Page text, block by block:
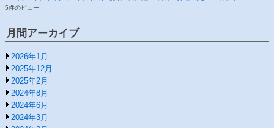
5件のビュー
月間アーカイブ
2026年1月
2025年12月
2025年2月
2024年8月
2024年6月
2024年3月